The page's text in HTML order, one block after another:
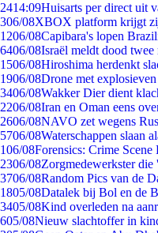
2414:09Huisarts per direct uit
306/08XBOX platform krijgt
1206/08Capibara's lopen
6406/08Israël meldt dood
1506/08Hiroshima herdenkt
1906/08Drone met
3406/08Wakker Dier dient
2206/08Iran en Oman eens
2606/08NAVO zet wegens
5706/08Waterschappen slaan
106/08Forensics: Crime Scene
2306/08Zorgmedewerkster die
3706/08Random Pics van de
1805/08Datalek bij Bol en de
3405/08Kind overleden na
605/08Nieuw slachtoffer in